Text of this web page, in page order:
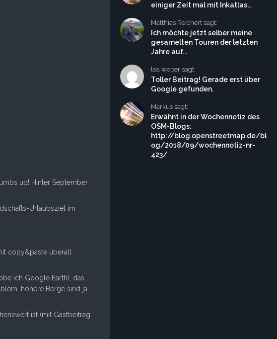
up! Hinter September
Urlaubsziel im
copy&paste überall
ich Google Earth), das
höhere Berge sind ja
ist (mit Gastbeitrag
einiger Zeit mal mit Inkatlas...
Matthias Reichert sagt:
Ich möchte jetzt selber meine
gesamelten Touren der letzten
Jahre auf...
lea weber sagt:
Toller Beitrag! Gerade erst über
Google gefunden.
Markus sagt:
Erwähnt in der Wochennotiz des
OSM-Blogs:
http://blog.openstreetmap.de/bl
og/2018/09/wochennotiz-nr-
423/